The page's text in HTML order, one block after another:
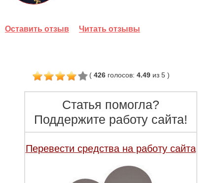
Оставить отзыв Читать отзывы
( 426 голосов: 4.49из 5)
Статья помогла?
Поддержите работу сайта!
Перевести средства на работу сайта